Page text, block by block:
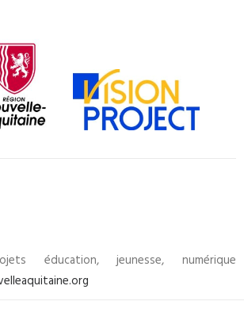
éducation, jeunesse, numérique